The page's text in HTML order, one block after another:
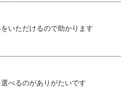
いただけるので助かります
べるのがありがたいです